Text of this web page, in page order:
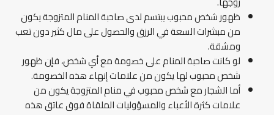
ظهور شخص محبوب يبتسم لدى صاحبة المنام المتزوجة يكون
من مبشرات السعة في الرزق والحصول على مال كثير دون تعب
ومشقة.
لو كانت صاحبة المنام على خصومة مع أي شخص، فإن ظهور
شخص محبوب لها يكون من علامات إنهاء هذه الخصومة.
أما الشجار مع شخص محبوب في منام المتزوجة يكون من
علامات كثرة الأعباء والمسؤوليات الملقاة فوق عاتق هذه